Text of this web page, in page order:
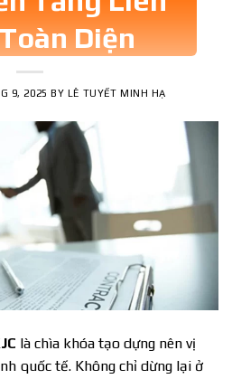
Diện
9, 2025 BY LÊ TUYẾT MINH HẠ
là chìa khóa tạo dựng nên vị
quốc tế. Không chỉ dừng lại ở